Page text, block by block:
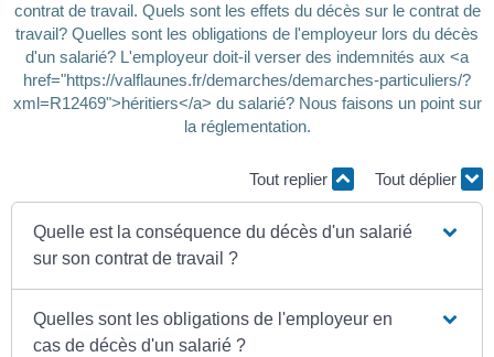
contrat de travail. Quels sont les effets du décès sur le contrat de
travail? Quelles sont les obligations de l'employeur lors du décès
d'un salarié? L'employeur doit-il verser des indemnités aux <a
href="https://valflaunes.fr/demarches/demarches-particuliers/?
xml=R12469">héritiers</a> du salarié? Nous faisons un point sur
la réglementation.
Tout replier Tout déplier
Quelle est la conséquence du décès d'un salarié
sur son contrat de travail ?
Quelles sont les obligations de l'employeur en
cas de décès d'un salarié ?